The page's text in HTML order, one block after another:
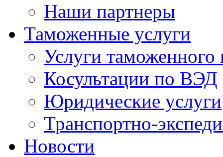
Наши партнеры
Таможенные услуги
Услуги таможенного
Косультации по ВЭД
Юридические услуги
Транспортно-
Новости